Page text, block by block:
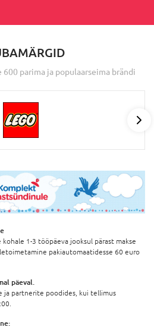
parima ja populaarseima brändi
1-3 tööpäeva jooksul pärast makse
pakiautomaatidesse 60 euro
päeval.
ja partnerite poodides, kui tellimus